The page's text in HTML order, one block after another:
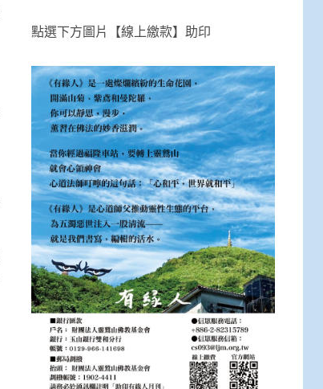
點選下方圖片【線上繳款】助印